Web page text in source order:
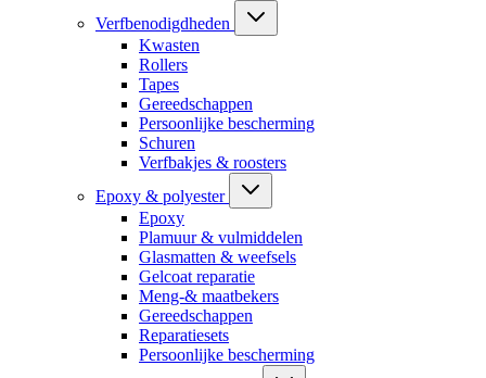
Verfbenodigdheden
Kwasten
Rollers
Tapes
Gereedschappen
Persoonlijke bescherming
Schuren
Verfbakjes & roosters
Epoxy & polyester
Epoxy
Plamuur & vulmiddelen
Glasmatten & weefsels
Gelcoat reparatie
Meng-& maatbekers
Gereedschappen
Reparatiesets
Persoonlijke bescherming